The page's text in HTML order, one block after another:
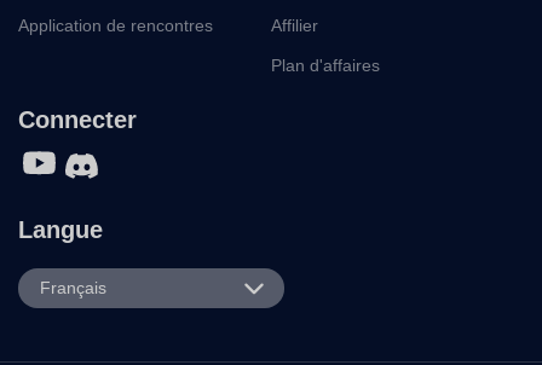
Application de rencontres Affilier
Plan d'affaires
Connecter
Langue
Français